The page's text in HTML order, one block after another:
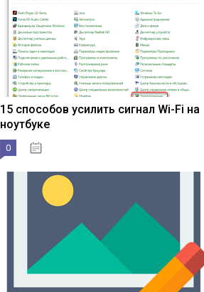
15 способов усилить сигнал Wi-Fi на
ноутбуке
0